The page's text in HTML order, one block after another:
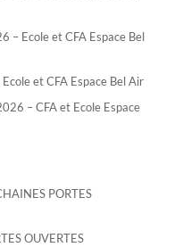
– Ecole et CFA Espace Bel
et CFA Espace Bel Air
– CFA et Ecole Espace
PORTES
OUVERTES